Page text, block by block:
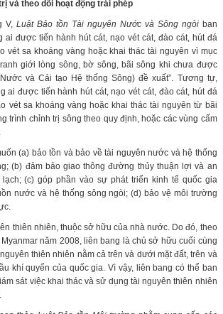
và theo dõi hoạt động trái phép
V, Luật Bảo tồn Tài nguyên Nước và Sông ngòi ban
ai được tiến hành hút cát, nạo vét cát, đào cát, hút đá
vét sa khoáng vàng hoặc khai thác tài nguyên vì mục
giới lòng sông, bờ sông, bãi sông khi chưa được
và Cải tạo Hệ thống Sông) đề xuất”. Tương tự,
ai được tiến hành hút cát, nạo vét cát, đào cát, hút đá
vét sa khoáng vàng hoặc khai thác tài nguyên từ bãi
trình chỉnh trị sông theo quy định, hoặc các vùng cấm
(a) bảo tồn và bảo về tài nguyên nước và hệ thống
(b) đảm bảo giao thông đường thủy thuận lợi và an
(c) góp phần vào sự phát triển kinh tế quốc gia
nước và hệ thống sông ngòi; (d) bảo vệ môi trường
thiên nhiên, thuộc sở hữu của nhà nước. Do đó, theo
năm 2008, liên bang là chủ sở hữu cuối cùng
thiên nhiên nằm cả trên và dưới mặt đất, trên và
khí quyển của quốc gia. Vì vậy, liên bang có thể ban
sát việc khai thác và sử dụng tài nguyên thiên nhiên